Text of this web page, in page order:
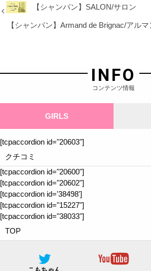
【シャンパン】SALON/サロン
【シャンパン】Armand de Brignac/アル
INFO
コンテンツ情報
GIRLS
[tcpaccordion id="20603"]
クチコミ
[tcpaccordion id="20600"]
[tcpaccordion id="20602"]
[tcpaccordion id='38498']
[tcpaccordion id="15227"]
[tcpaccordion id="38033"]
TOP